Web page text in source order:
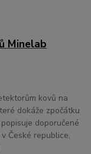
Minelab
kovů na
dokáže zpočátku
doporučené
České republice,